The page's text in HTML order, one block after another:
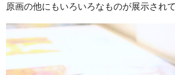
原画の他にもいろいろなものが展示されて